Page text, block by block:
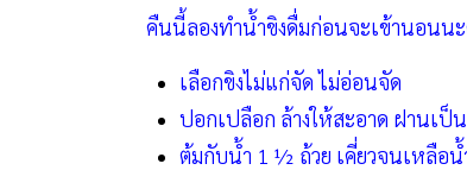
คืนนี้ลองทำน้ำขิงดื่มก่อนจะเข้านอนน
เลือกขิงไม่แก่จัด ไม่อ่อนจัด
ปอกเปลือก ล้างให้สะอาด ฝานเป็
ต้มกับน้ำ 1 ½ ถ้วย เคี่ยวจนเหลือน้